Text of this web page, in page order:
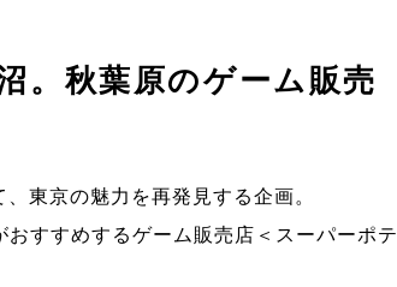
。秋葉原のゲーム販売
東京の魅力を再発見する企画。
おすすめするゲーム販売店＜ スーパーポテ